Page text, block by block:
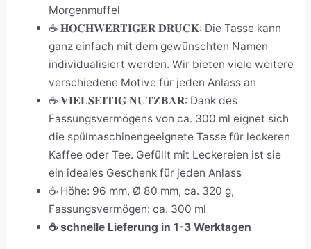
Morgenmuffel
☕ 𝐇𝐎𝐂𝐇𝐖𝐄𝐑𝐓𝐈𝐆𝐄𝐑 𝐃𝐑𝐔𝐂𝐊: Die Tasse kann
ganz einfach mit dem gewünschten Namen
individualisiert werden. Wir bieten viele weitere
verschiedene Motive für jeden Anlass an
☕ 𝐕𝐈𝐄𝐋𝐒𝐄𝐈𝐓𝐈𝐆 𝐍𝐔𝐓𝐙𝐁𝐀𝐑: Dank des
Fassungsvermögens von ca. 300 ml eignet sich
die spülmaschinengeeignete Tasse für leckeren
Kaffee oder Tee. Gefüllt mit Leckereien ist sie
ein ideales Geschenk für jeden Anlass
☕ Höhe: 96 mm, Ø 80 mm, ca. 320 g,
Fassungsvermögen: ca. 300 ml
☕schnelle Lieferung in 1-3 Werktagen